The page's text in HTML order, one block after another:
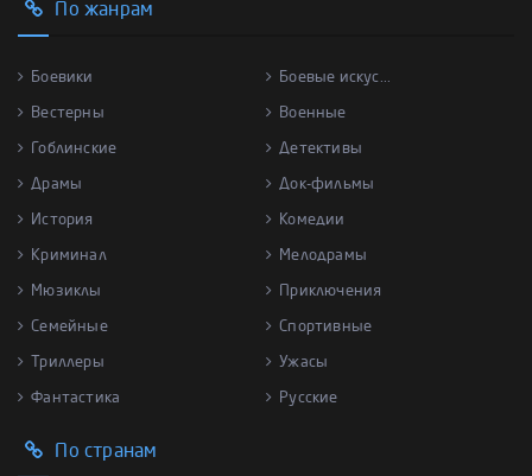
По жанрам
Боевики Боевые искус...
Вестерны Военные
Гоблинские Детективы
Драмы Док-фильмы
История Комедии
Криминал Мелодрамы
Мюзиклы Приключения
Семейные Спортивные
Триллеры Ужасы
Фантастика Русские
По странам